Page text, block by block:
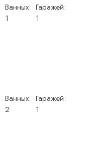
Ванных:
1
Гаражей:
1
Ванных:
2
Гаражей:
1